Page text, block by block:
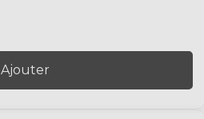
Ajouter